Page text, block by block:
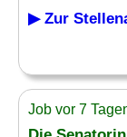
▶ Zur
Job vor 7